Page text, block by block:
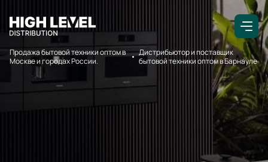
Продажа бытовой техники оптом в
Москве и городах России.
Дистрибьютор и поставщик
бытовой техники оптом в Барнауле